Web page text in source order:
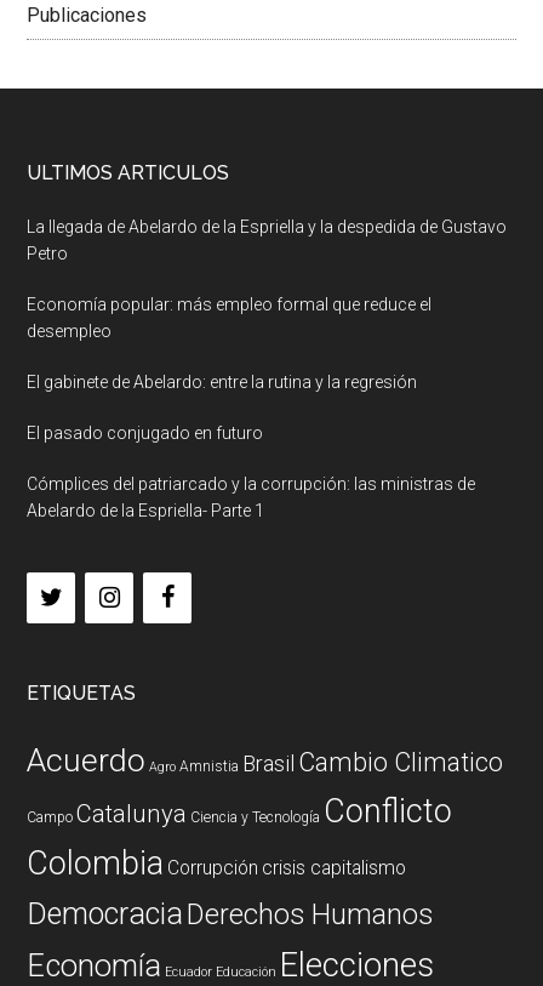
Publicaciones
ULTIMOS ARTICULOS
La llegada de Abelardo de la Espriella y la despedida de Gustavo
Petro
Economía popular: más empleo formal que reduce el
desempleo
El gabinete de Abelardo: entre la rutina y la regresión
El pasado conjugado en futuro
Cómplices del patriarcado y la corrupción: las ministras de
Abelardo de la Espriella- Parte 1
ETIQUETAS
Acuerdo Agro Amnistia Brasil Cambio Climatico
Campo Catalunya Ciencia y Tecnología Conflicto
Colombia Corrupción crisis capitalismo
DemocraciaDerechos Humanos
Economía Ecuador Educación Elecciones